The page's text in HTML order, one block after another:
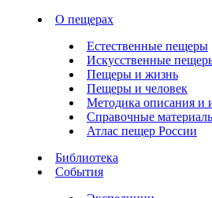
О пещерах
Естественные пещеры
Искусственные
Пещеры и жизнь
Пещеры и человек
Методика описания и
Справочные
Атлас пещер России
Библиотека
События